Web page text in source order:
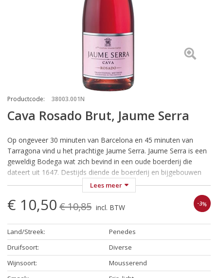
Productcode: 38003.001N
Cava Rosado Brut, Jaume Serra
Op ongeveer 30 minuten van Barcelona en 45 minuten van
Tarragona vind u het prachtige Jaume Serra. Jaume Serra is een
geweldig Bodega wat zich bevind in een oude boerderij die
dateert uit 1647. Destijds diende de boerderij en bijgebouwen
voor het beschermen van het fort. Deze boerderij en
bijgebouwen zijn door de familie Garcia Carrion weer terug in
ere hersteld. Momenteel herbergen deze gebouwen het Bodega
Jaume Serra en het bijbehorende, prachtige proeflokaal. Een
aanrader om dit stukje hemel op aarde eens te bezoeken
wanneer u in de buurt bent. Na een geweldig bezoek aan Jaume
Serra kunt u nog even nagenieten aan de 3,5 kilometer
prachtige stranden.
Lees meer
€ 10,50 € 10,85 incl. BTW -3%
Land/Streek:
Penedes
Druifsoort:
Diverse
Wijnsoort:
Mousserend